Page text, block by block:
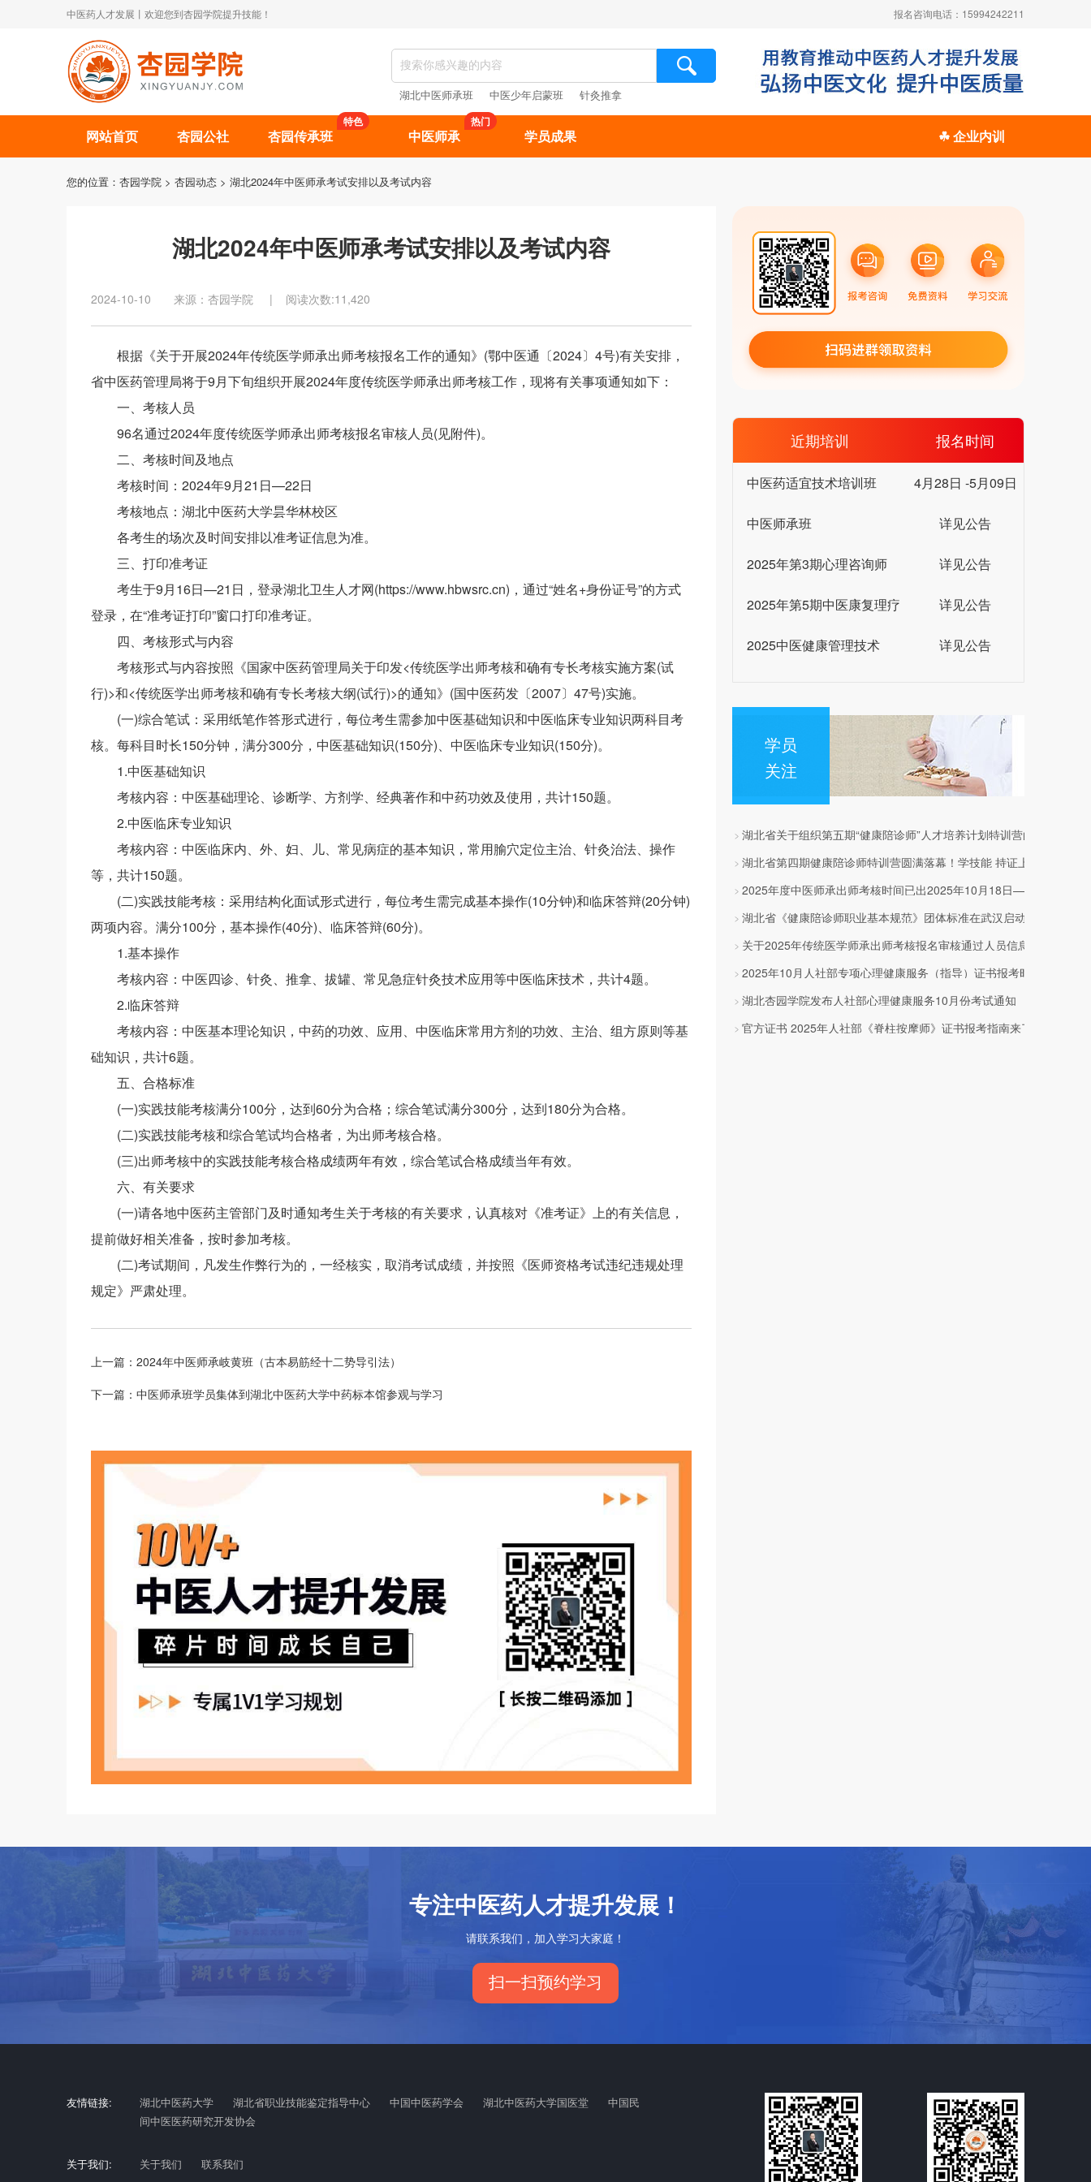
报名咨询电话：15994242211
中医药人才发展丨欢迎您到杏园学院提升技能！
湖北中医师承班 中医少年启蒙班 针灸推拿
网站首页 杏园公社 杏园传承班
特色
中医师承
热门
学员成果 ☘ 企业内训
您的位置： 杏园学院 > 杏园动态 > 湖北2024年中医师承考试安排以及考试内容
湖北2024年中医师承考试安排以及考试内容
2024-10-10 来源：杏园学院 | 阅读次数:11,420
根据《关于开展2024年传统医学师承出师考核报名工作的通知》(鄂中医通〔2024〕4号)有关安排，
省中医药管理局将于9月下旬组织开展2024年度传统医学师承出师考核工作，现将有关事项通知如下：
一、考核人员
96名通过2024年度传统医学师承出师考核报名审核人员(见附件)。
二、考核时间及地点
考核时间：2024年9月21日—22日
考核地点：湖北中医药大学昙华林校区
各考生的场次及时间安排以准考证信息为准。
三、打印准考证
考生于9月16日—21日，登录湖北卫生人才网(https://www.hbwsrc.cn)，通过“姓名+身份证号”的方式
登录，在“准考证打印”窗口打印准考证。
四、考核形式与内容
考核形式与内容按照《国家中医药管理局关于印发<传统医学出师考核和确有专长考核实施方案(试
行)>和<传统医学出师考核和确有专长考核大纲(试行)>的通知》(国中医药发〔2007〕47号)实施。
(一)综合笔试：采用纸笔作答形式进行，每位考生需参加中医基础知识和中医临床专业知识两科目考
核。每科目时长150分钟，满分300分，中医基础知识(150分)、中医临床专业知识(150分)。
1.中医基础知识
考核内容：中医基础理论、诊断学、方剂学、经典著作和中药功效及使用，共计150题。
2.中医临床专业知识
考核内容：中医临床内、外、妇、儿、常见病症的基本知识，常用腧穴定位主治、针灸治法、操作
等，共计150题。
(二)实践技能考核：采用结构化面试形式进行，每位考生需完成基本操作(10分钟)和临床答辩(20分钟)
两项内容。满分100分，基本操作(40分)、临床答辩(60分)。
1.基本操作
考核内容：中医四诊、针灸、推拿、拔罐、常见急症针灸技术应用等中医临床技术，共计4题。
2.临床答辩
考核内容：中医基本理论知识，中药的功效、应用、中医临床常用方剂的功效、主治、组方原则等基
础知识，共计6题。
五、合格标准
(一)实践技能考核满分100分，达到60分为合格；综合笔试满分300分，达到180分为合格。
(二)实践技能考核和综合笔试均合格者，为出师考核合格。
(三)出师考核中的实践技能考核合格成绩两年有效，综合笔试合格成绩当年有效。
六、有关要求
(一)请各地中医药主管部门及时通知考生关于考核的有关要求，认真核对《准考证》上的有关信息，
提前做好相关准备，按时参加考核。
(二)考试期间，凡发生作弊行为的，一经核实，取消考试成绩，并按照《医师资格考试违纪违规处理
规定》严肃处理。
上一篇： 2024年中医师承岐黄班（古本易筋经十二势导引法）
下一篇： 中医师承班学员集体到湖北中医药大学中药标本馆参观与学习
近期培训 报名时间
中医药适宜技术培训班 4月28日 -5月09日
中医师承班 详见公告
2025年第3期心理咨询师 详见公告
2025年第5期中医康复理疗 详见公告
2025中医健康管理技术 详见公告
学员
关注
﹥ 湖北省关于组织第五期“健康陪诊师”人才培养计划特训营的通知
﹥ 湖北省第四期健康陪诊师特训营圆满落幕！学技能 持证上岗接单！
﹥ 2025年度中医师承出师考核时间已出2025年10月18日—19日
﹥ 湖北省《健康陪诊师职业基本规范》团体标准在武汉启动
﹥ 关于2025年传统医学师承出师考核报名审核通过人员信息的公示
﹥ 2025年10月人社部专项心理健康服务（指导）证书报考时间已出
﹥ 湖北杏园学院发布人社部心理健康服务10月份考试通知
﹥ 官方证书 2025年人社部《脊柱按摩师》证书报考指南来了！
专注中医药人才提升发展！
请联系我们，加入学习大家庭！
扫一扫预约学习
友情链接: 湖北中医药大学 湖北省职业技能鉴定指导中心 中国中医药学会 湖北中医药大学国医堂
中国民
间中医医药研究开发协会
关于我们: 关于我们 联系我们